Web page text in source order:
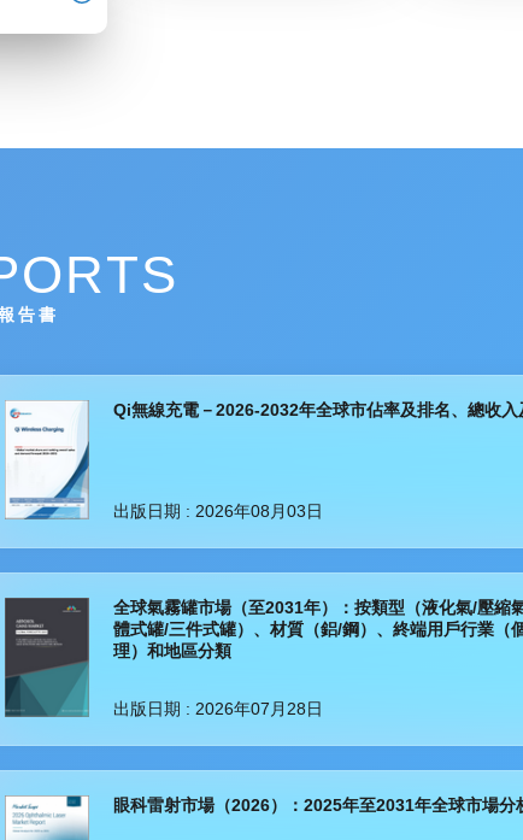
告書
Qi無線充電－2026-2032年全球市佔率及排名、總收入
出版日期 : 2026年08月03日
全球氣霧罐市場（至2031年）：按類型（液化氣/壓縮
體式罐/三件式罐）、材質（鋁/鋼）、終端用戶行業（
理）和地區分類
出版日期 : 2026年07月28日
眼科雷射市場（2026）：2025年至2031年全球市場分